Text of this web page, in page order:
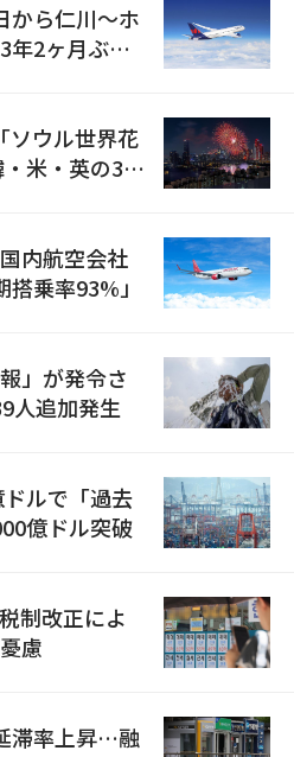
から仁川〜ホ
2ヶ月ぶり
ソウル世界花
米・英の3カ
内航空会社
乗率93%」
」が発令さ
人追加発生
ルで「過去
億ドル突破
制改正によ
慮
滞率上昇…融